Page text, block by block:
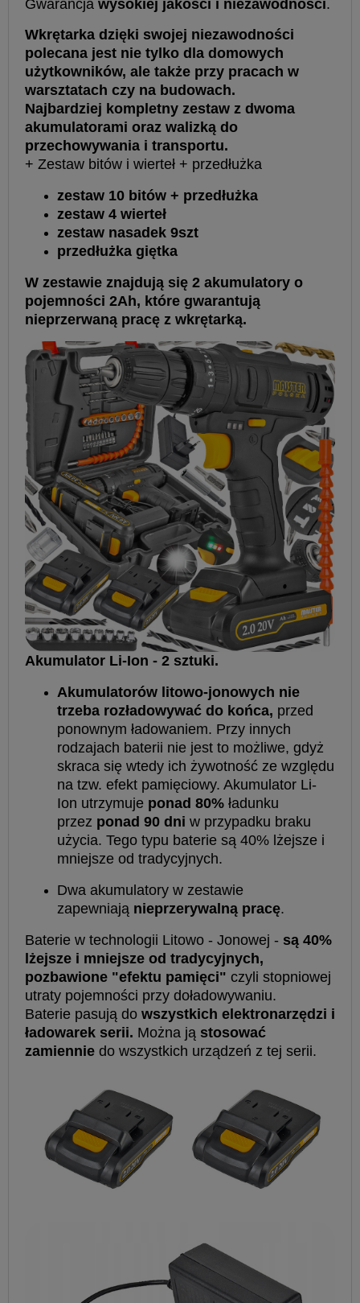
Gwarancja wysokiej jakości i niezawodności.
Wkrętarka dzięki swojej niezawodności
polecana jest nie tylko dla domowych
użytkowników, ale także przy pracach w
warsztatach czy na budowach.
Najbardziej kompletny zestaw z dwoma
akumulatorami oraz walizką do
przechowywania i transportu.
+ Zestaw bitów i wierteł + przedłużka
zestaw 10 bitów + przedłużka
zestaw 4 wierteł
zestaw nasadek 9szt
przedłużka giętka
W zestawie znajdują się 2 akumulatory o
pojemności 2Ah, które gwarantują
nieprzerwaną pracę z wkrętarką.
Akumulator Li-Ion - 2 sztuki.
Akumulatorów litowo-jonowych nie
trzeba rozładowywać do końca, przed
ponownym ładowaniem. Przy innych
rodzajach baterii nie jest to możliwe, gdyż
skraca się wtedy ich żywotność ze względu
na tzw. efekt pamięciowy. Akumulator Li-
Ion utrzymuje ponad 80% ładunku
przez ponad 90 dni w przypadku braku
użycia. Tego typu baterie są 40% lżejsze i
mniejsze od tradycyjnych.
Dwa akumulatory w zestawie
zapewniają nieprzerywalną pracę.
Baterie w technologii Litowo - Jonowej - są 40%
lżejsze i mniejsze od tradycyjnych,
pozbawione "efektu pamięci" czyli stopniowej
utraty pojemności przy doładowywaniu.
Baterie pasują do wszystkich elektronarzędzi i
ładowarek serii. Można ją stosować
zamiennie do wszystkich urządzeń z tej serii.